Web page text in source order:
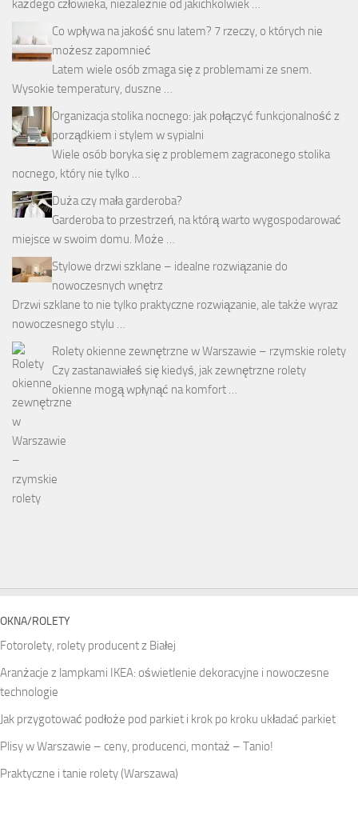
każdego człowieka, niezależnie od jakichkolwiek …
Co wpływa na jakość snu latem? 7 rzeczy, o których nie
możesz zapomnieć
Latem wiele osób zmaga się z problemami ze snem.
Wysokie temperatury, duszne …
Organizacja stolika nocnego: jak połączyć funkcjonalność z
porządkiem i stylem w sypialni
Wiele osób boryka się z problemem zagraconego stolika
nocnego, który nie tylko …
Duża czy mała garderoba?
Garderoba to przestrzeń, na którą warto wygospodarować
miejsce w swoim domu. Może …
Stylowe drzwi szklane – idealne rozwiązanie do
nowoczesnych wnętrz
Drzwi szklane to nie tylko praktyczne rozwiązanie, ale także wyraz
nowoczesnego stylu …
Rolety okienne zewnętrzne w Warszawie – rzymskie rolety
Czy zastanawiałeś się kiedyś, jak zewnętrzne rolety
okienne mogą wpłynąć na komfort …
OKNA/ROLETY
Fotorolety, rolety producent z Białej
Aranżacje z lampkami IKEA: oświetlenie dekoracyjne i nowoczesne
technologie
Jak przygotować podłoże pod parkiet i krok po kroku układać parkiet
Plisy w Warszawie – ceny, producenci, montaż – Tanio!
Praktyczne i tanie rolety (Warszawa)